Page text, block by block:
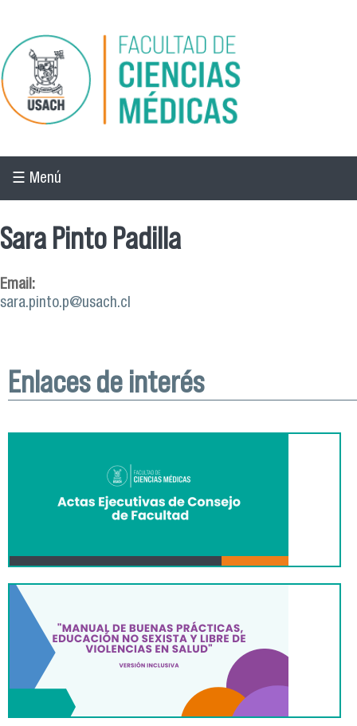
Pasar al contenido principal
☰ Menú
Sara Pinto Padilla
Email:
sara.pinto.p@usach.cl
Enlaces de interés